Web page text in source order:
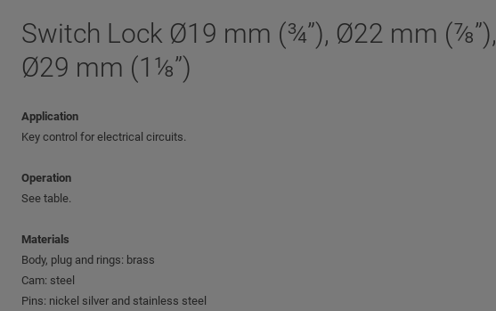
Switch Lock Ø19 mm (¾”), Ø22 mm (⅞”),
Ø29 mm (1⅛”)
Application
Key control for electrical circuits.
Operation
See table.
Materials
Body, plug and rings: brass
Cam: steel
Pins: nickel silver and stainless steel